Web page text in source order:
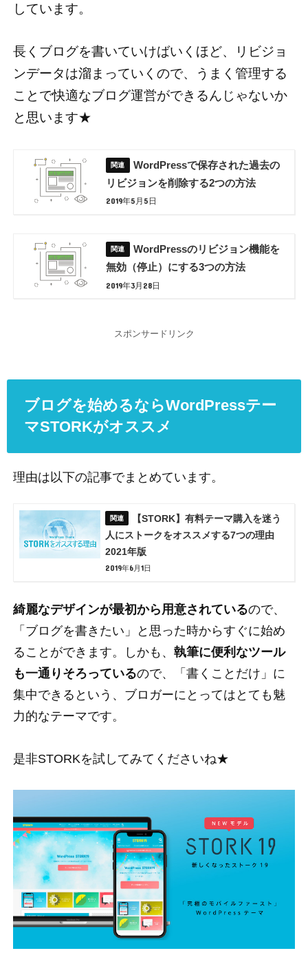
しています。
長くブログを書いていけばいくほど、リビジョ
ンデータは溜まっていくので、うまく管理する
ことで快適なブログ運営ができるんじゃないか
と思います★
WordPressで保存された過去の
リビジョンを削除する2つの方法
2019年5月5日
WordPressのリビジョン機能を
無効（停止）にする3つの方法
2019年3月28日
スポンサードリンク
ブログを始めるならWordPressテー
マSTORKがオススメ
理由は以下の記事でまとめています。
【STORK】有料テーマ購入を迷う
人にストークをオススメする7つの理由
2021年版
2019年6月1日
綺麗なデザインが最初から用意されているので、
「ブログを書きたい」と思った時からすぐに始め
ることができます。しかも、 執筆に便利なツール
も一通りそろっているので、「書くことだけ」に
集中できるという、ブロガーにとってはとても魅
力的なテーマです。
是非STORKを試してみてくださいね★